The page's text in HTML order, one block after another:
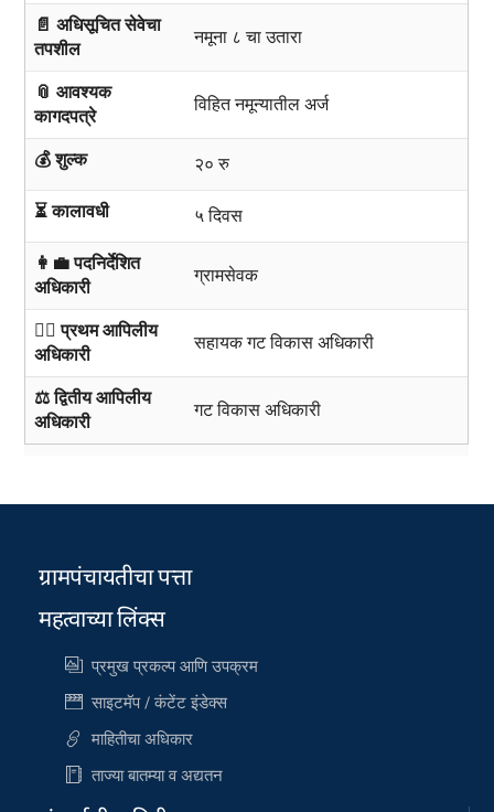
📄 अधिसूचित सेवेचा
तपशील
नमूना ८ चा उतारा
📎 आवश्यक
कागदपत्रे
विहित नमून्यातील अर्ज
💰 शुल्क २० रु
⏳ कालावधी ५ दिवस
👩‍💼 पदनिर्देशित
अधिकारी
ग्रामसेवक
🧑‍⚖️ प्रथम आपिलीय
अधिकारी
सहायक गट विकास अधिकारी
⚖️ द्वितीय आपिलीय
अधिकारी
गट विकास अधिकारी
ग्रामपंचायतीचा पत्ता
महत्वाच्या लिंक्स
प्रमुख प्रकल्प आणि उपक्रम
साइटमॅप / कंटेंट इंडेक्स
माहितीचा अधिकार
ताज्या बातम्या व अद्यतन